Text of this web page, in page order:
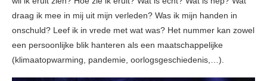
draag ik mee in mij uit mijn verleden? Was ik mijn handen in
onschuld? Leef ik in vrede met wat was? Het nummer kan zowel
een persoonlijke blik hanteren als een maatschappelijke
(klimaatopwarming, pandemie, oorlogsgeschiedenis,…).